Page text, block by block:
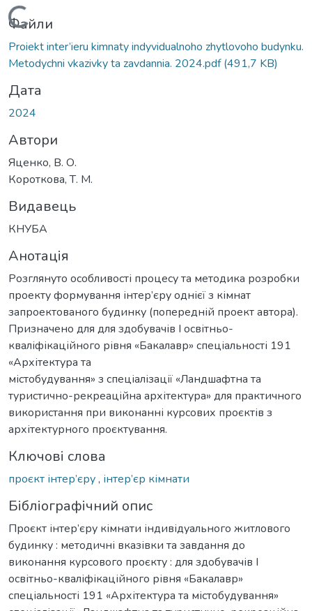
Вантажиться...
Файли
Proiekt inter’ieru kimnaty indyvidualnoho zhytlovoho budynku.
Metodychni vkazivky ta zavdannia. 2024.pdf(491,7 KB)
Дата
2024
Автори
Яценко, В. О.
Короткова, Т. М.
Видавець
КНУБА
Анотація
Розглянуто особливості процесу та методика розробки
проекту формування інтер’єру однієї з кімнат
запроектованого будинку (попередній проект автора).
Призначено для для здобувачів І освітньо-
кваліфікаційного рівня «Бакалавр» спеціальності 191
«Архітектура та
містобудування» з спеціалізації «Ландшафтна та
туристично-рекреаційна архітектура» для практичного
використання при виконанні курсових проєктів з
архітектурного проєктування.
Ключові слова
проєкт інтер’єру, інтер’єр кімнати
Бібліографічний опис
Проєкт інтер’єру кімнати індивідуального житлового
будинку : методичні вказівки та завдання до
виконання курсового проєкту : для здобувачів І
освітньо-кваліфікаційного рівня «Бакалавр»
спеціальності 191 «Архітектура та містобудування»